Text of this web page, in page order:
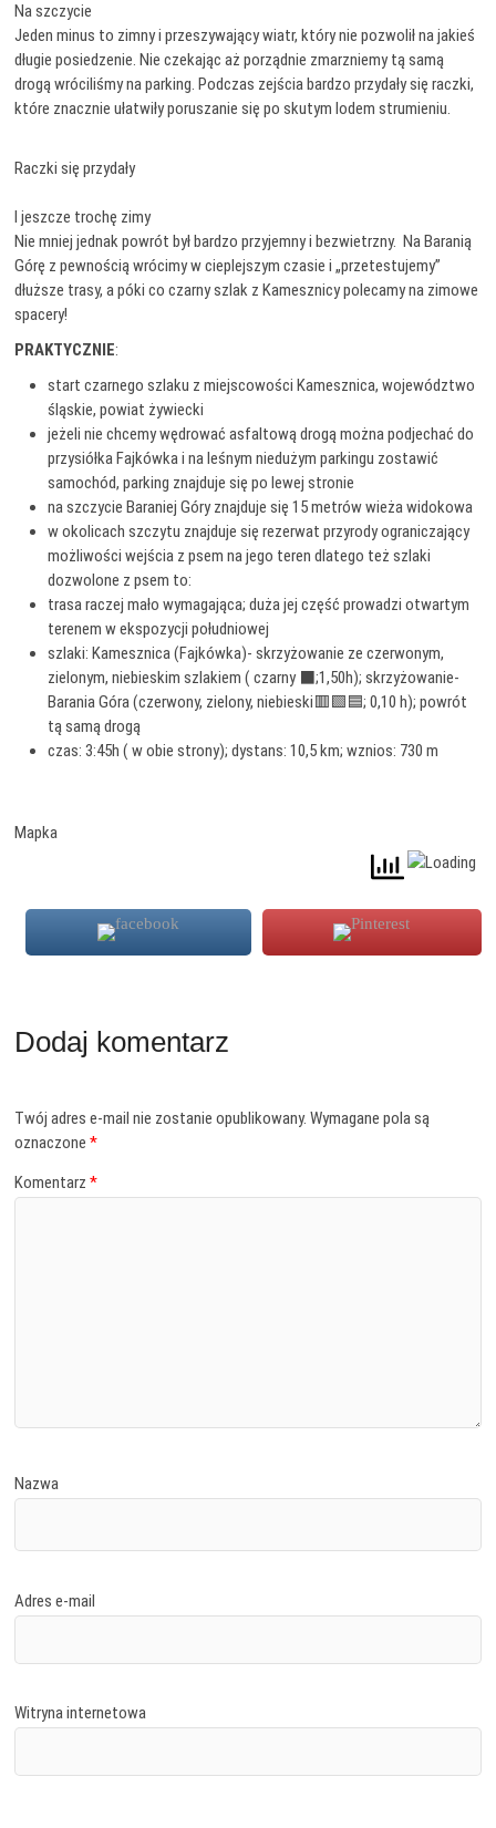
Na szczycie
Jeden minus to zimny i przeszywający wiatr, który nie pozwolił na jakieś
długie posiedzenie. Nie czekając aż porządnie zmarzniemy tą samą
drogą wróciliśmy na parking. Podczas zejścia bardzo przydały się raczki,
które znacznie ułatwiły poruszanie się po skutym lodem strumieniu.
Raczki się przydały
I jeszcze trochę zimy
Nie mniej jednak powrót był bardzo przyjemny i bezwietrzny. Na Baranią
Górę z pewnością wrócimy w cieplejszym czasie i „przetestujemy”
dłuższe trasy, a póki co czarny szlak z Kamesznicy polecamy na zimowe
spacery!
PRAKTYCZNIE:
start czarnego szlaku z miejscowości Kamesznica, województwo
śląskie, powiat żywiecki
jeżeli nie chcemy wędrować asfaltową drogą można podjechać do
przysiółka Fajkówka i na leśnym niedużym parkingu zostawić
samochód, parking znajduje się po lewej stronie
na szczycie Baraniej Góry znajduje się 15 metrów wieża widokowa
w okolicach szczytu znajduje się rezerwat przyrody ograniczający
możliwości wejścia z psem na jego teren dlatego też szlaki
dozwolone z psem to:
trasa raczej mało wymagająca; duża jej część prowadzi otwartym
terenem w ekspozycji południowej
szlaki: Kamesznica (Fajkówka)- skrzyżowanie ze czerwonym,
zielonym, niebieskim szlakiem ( czarny ⬛️;1,50h); skrzyżowanie-
Barania Góra (czerwony, zielony, niebieski🟥🟩🟦; 0,10 h); powrót
tą samą drogą
czas: 3:45h ( w obie strony); dystans: 10,5 km; wznios: 730 m
Mapka
Dodaj komentarz
Twój adres e-mail nie zostanie opublikowany. Wymagane pola są
oznaczone*
Komentarz*
Nazwa
Adres e-mail
Witryna internetowa